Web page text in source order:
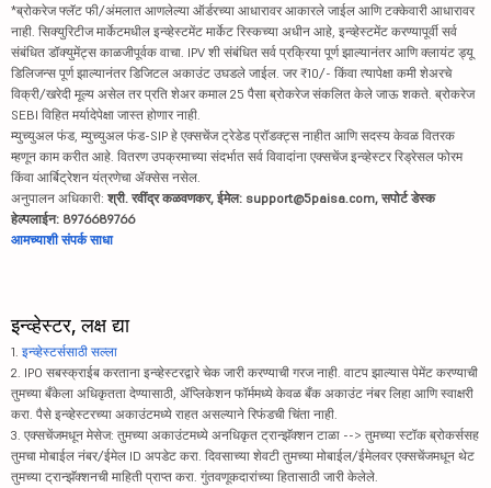
*ब्रोकरेज फ्लॅट फी/अंमलात आणलेल्या ऑर्डरच्या आधारावर आकारले जाईल आणि टक्केवारी आधारावर
नाही. सिक्युरिटीज मार्केटमधील इन्व्हेस्टमेंट मार्केट रिस्कच्या अधीन आहे, इन्व्हेस्टमेंट करण्यापूर्वी सर्व
संबंधित डॉक्युमेंट्स काळजीपूर्वक वाचा. IPV शी संबंधित सर्व प्रक्रिया पूर्ण झाल्यानंतर आणि क्लायंट ड्यू
डिलिजन्स पूर्ण झाल्यानंतर डिजिटल अकाउंट उघडले जाईल. जर ₹10/- किंवा त्यापेक्षा कमी शेअरचे
विक्री/खरेदी मूल्य असेल तर प्रति शेअर कमाल 25 पैसा ब्रोकरेज संकलित केले जाऊ शकते. ब्रोकरेज
SEBI विहित मर्यादेपेक्षा जास्त होणार नाही.
म्युच्युअल फंड, म्युच्युअल फंड-SIP हे एक्सचेंज ट्रेडेड प्रॉडक्ट्स नाहीत आणि सदस्य केवळ वितरक
म्हणून काम करीत आहे. वितरण उपक्रमाच्या संदर्भात सर्व विवादांना एक्सचेंज इन्व्हेस्टर रिड्रेसल फोरम
किंवा आर्बिट्रेशन यंत्रणेचा ॲक्सेस नसेल.
अनुपालन अधिकारी: श्री. रवींद्र कळवणकर, ईमेल: support@5paisa.com, सपोर्ट डेस्क
हेल्पलाईन: 8976689766
आमच्याशी संपर्क साधा
इन्व्हेस्टर, लक्ष द्या
1. इन्व्हेस्टर्ससाठी सल्ला
2. IPO सबस्क्राईब करताना इन्व्हेस्टरद्वारे चेक जारी करण्याची गरज नाही. वाटप झाल्यास पेमेंट करण्याची
तुमच्या बँकेला अधिकृतता देण्यासाठी, ॲप्लिकेशन फॉर्ममध्ये केवळ बँक अकाउंट नंबर लिहा आणि स्वाक्षरी
करा. पैसे इन्व्हेस्टरच्या अकाउंटमध्ये राहत असल्याने रिफंडची चिंता नाही.
3. एक्सचेंजमधून मेसेज: तुमच्या अकाउंटमध्ये अनधिकृत ट्रान्झॅक्शन टाळा --> तुमच्या स्टॉक ब्रोकर्ससह
तुमचा मोबाईल नंबर/ईमेल ID अपडेट करा. दिवसाच्या शेवटी तुमच्या मोबाईल/ईमेलवर एक्सचेंजमधून थेट
तुमच्या ट्रान्झॅक्शनची माहिती प्राप्त करा. गुंतवणूकदारांच्या हितासाठी जारी केलेले.